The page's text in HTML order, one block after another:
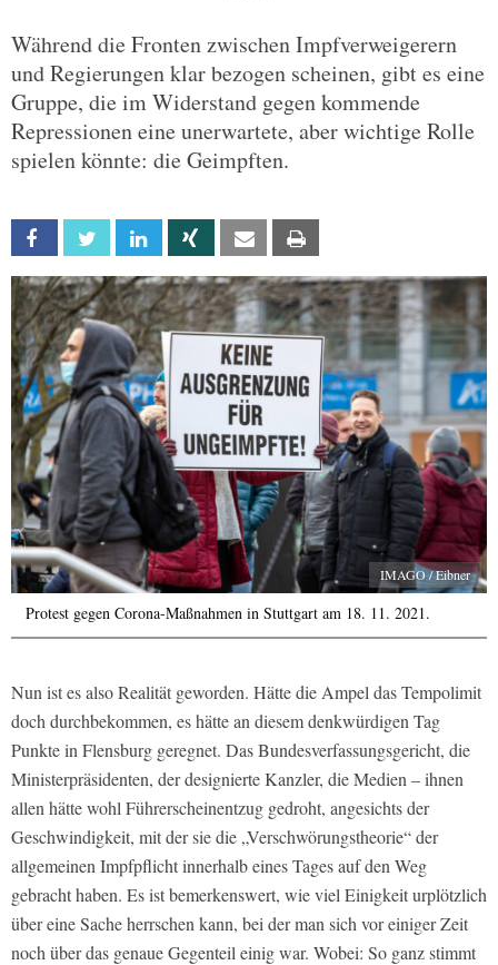
Während die Fronten zwischen Impfverweigerern
und Regierungen klar bezogen scheinen, gibt es eine
Gruppe, die im Widerstand gegen kommende
Repressionen eine unerwartete, aber wichtige Rolle
spielen könnte: die Geimpften.
Facebook Twitter Linkedin Xing Email
IMAGO / Eibner
Protest gegen Corona-Maßnahmen in Stuttgart am 18. 11. 2021.
Nun ist es also Realität geworden. Hätte die Ampel das Tempolimit
doch durchbekommen, es hätte an diesem denkwürdigen Tag
Punkte in Flensburg geregnet. Das Bundesverfassungsgericht, die
Ministerpräsidenten, der designierte Kanzler, die Medien – ihnen
allen hätte wohl Führerscheinentzug gedroht, angesichts der
Geschwindigkeit, mit der sie die „Verschwörungstheorie“ der
allgemeinen Impfpflicht innerhalb eines Tages auf den Weg
gebracht haben. Es ist bemerkenswert, wie viel Einigkeit urplötzlich
über eine Sache herrschen kann, bei der man sich vor einiger Zeit
noch über das genaue Gegenteil einig war. Wobei: So ganz stimmt